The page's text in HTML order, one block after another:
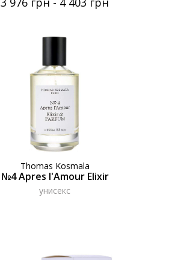
Thomas Kosmala
№4 Apres l'Amour Elixir
унисекс